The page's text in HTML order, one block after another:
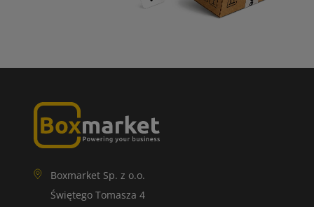
Boxmarket Sp. z o.o.
Świętego Tomasza 4